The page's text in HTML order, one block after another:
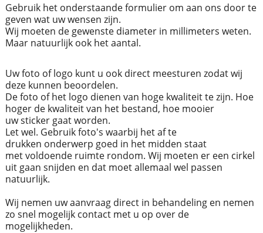
Gebruik het onderstaande formulier om aan ons door te
geven wat uw wensen zijn.
Wij moeten de gewenste diameter in millimeters weten.
Maar natuurlijk ook het aantal.
Uw foto of logo kunt u ook direct meesturen zodat wij
deze kunnen beoordelen.
De foto of het logo dienen van hoge kwaliteit te zijn. Hoe
hoger de kwaliteit van het bestand, hoe mooier
uw sticker gaat worden.
Let wel. Gebruik foto's waarbij het af te
drukken onderwerp goed in het midden staat
met voldoende ruimte rondom. Wij moeten er een cirkel
uit gaan snijden en dat moet allemaal wel passen
natuurlijk.
Wij nemen uw aanvraag direct in behandeling en nemen
zo snel mogelijk contact met u op over de
mogelijkheden.